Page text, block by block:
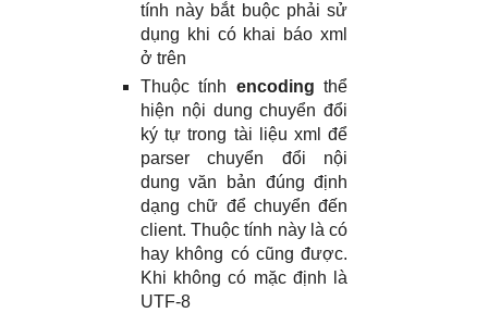
tính này bắt buộc phải sử
dụng khi có khai báo xml
ở trên
Thuộc tính encoding thể
hiện nội dung chuyển đổi
ký tự trong tài liệu xml để
parser chuyển đổi nội
dung văn bản đúng định
dạng chữ để chuyển đến
client. Thuộc tính này là có
hay không có cũng được.
Khi không có mặc định là
UTF-8